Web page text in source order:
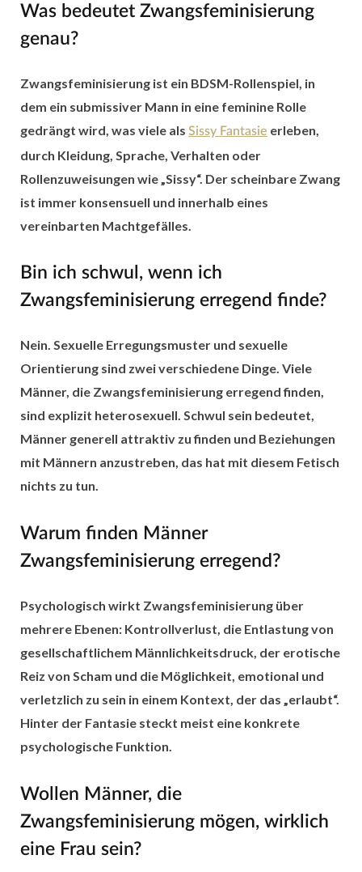
Was bedeutet Zwangsfeminisierung
genau?
Zwangsfeminisierung ist ein BDSM-Rollenspiel, in
dem ein submissiver Mann in eine feminine Rolle
gedrängt wird, was viele als Sissy Fantasie erleben,
durch Kleidung, Sprache, Verhalten oder
Rollenzuweisungen wie „Sissy“. Der scheinbare Zwang
ist immer konsensuell und innerhalb eines
vereinbarten Machtgefälles.
Bin ich schwul, wenn ich
Zwangsfeminisierung erregend finde?
Nein. Sexuelle Erregungsmuster und sexuelle
Orientierung sind zwei verschiedene Dinge. Viele
Männer, die Zwangsfeminisierung erregend finden,
sind explizit heterosexuell. Schwul sein bedeutet,
Männer generell attraktiv zu finden und Beziehungen
mit Männern anzustreben, das hat mit diesem Fetisch
nichts zu tun.
Warum finden Männer
Zwangsfeminisierung erregend?
Psychologisch wirkt Zwangsfeminisierung über
mehrere Ebenen: Kontrollverlust, die Entlastung von
gesellschaftlichem Männlichkeitsdruck, der erotische
Reiz von Scham und die Möglichkeit, emotional und
verletzlich zu sein in einem Kontext, der das „erlaubt“.
Hinter der Fantasie steckt meist eine konkrete
psychologische Funktion.
Wollen Männer, die
Zwangsfeminisierung mögen, wirklich
eine Frau sein?